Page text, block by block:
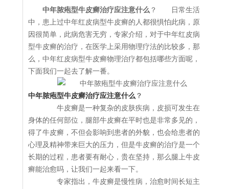
中年脓疱型牛皮癣治疗应注意什么 ？ 日常生活
中，患上过中年红皮病型牛皮癣的人都很惧怕此病，原
因很简单，此病危害无穷，专家介绍，对于中年红皮病
型牛皮癣的治疗，在医学上采用物理疗法的比较多，那
么，中年红皮病型牛皮癣物理治疗都包括哪些方面呢，
下面我们一起去了解一番。
中年脓疱型牛皮癣治疗应注意什么 ？
牛皮癣是一种复杂的皮肤疾病，皮损可发生在
身体的任何部位，腿部牛皮癣在平时也是非常多见的，
得了牛皮癣，不但会影响到患者的外貌，也会给患者的
心理及精神带来巨大的压力，但是牛皮癣的治疗是一个
长期的过程，患者要有耐心，贵在坚持，那么腿上牛皮
癣能治愈吗，让我们一起来看一下。
专家指出，牛皮癣是慢性病，治愈时间长短主